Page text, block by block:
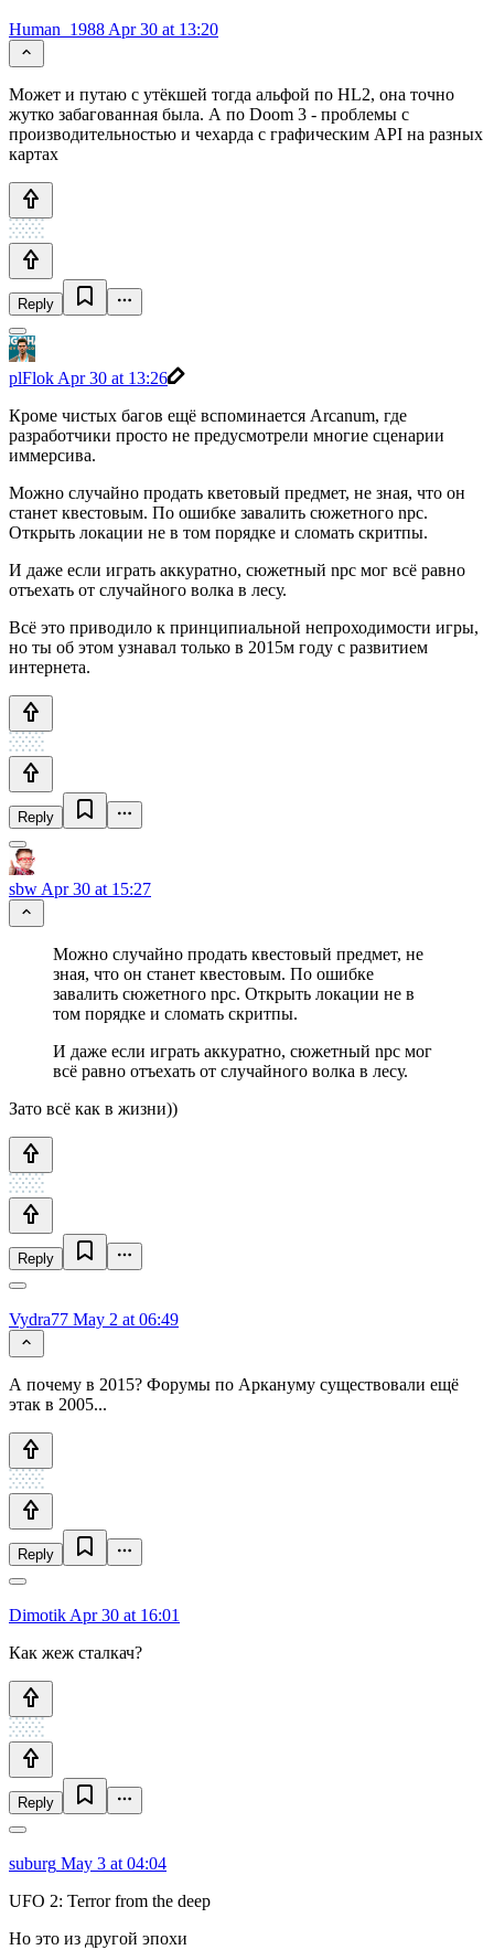
Human_1988 Apr 30 at 13:20
Может и путаю с утëкшей тогда альфой по HL2, она точно
жутко забагованная была. А по Doom 3 - проблемы с
производительностью и чехарда с графическим API на разных
картах
Reply
plFlok Apr 30 at 13:26
Кроме чистых багов ещё вспоминается Arcanum, где
разработчики просто не предусмотрели многие сценарии
иммерсива.
Можно случайно продать кветовый предмет, не зная, что он
станет квестовым. По ошибке завалить сюжетного npc.
Открыть локации не в том порядке и сломать скритпы.
И даже если играть аккуратно, сюжетный npc мог всё равно
отъехать от случайного волка в лесу.
Всё это приводило к принципиальной непроходимости игры,
но ты об этом узнавал только в 2015м году с развитием
интернета.
Reply
sbw Apr 30 at 15:27
Можно случайно продать квестовый предмет, не
зная, что он станет квестовым. По ошибке
завалить сюжетного npc. Открыть локации не в
том порядке и сломать скритпы.
И даже если играть аккуратно, сюжетный npc мог
всё равно отъехать от случайного волка в лесу.
Зато всё как в жизни))
Reply
Vydra77 May 2 at 06:49
А почему в 2015? Форумы по Аркануму существовали ещё
этак в 2005...
Reply
Dimotik Apr 30 at 16:01
Как жеж сталкач?
Reply
suburg May 3 at 04:04
UFO 2: Terror from the deep
Но это из другой эпохи